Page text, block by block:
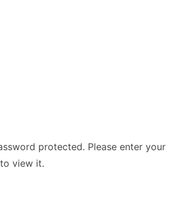
protected. Please enter your
view it.